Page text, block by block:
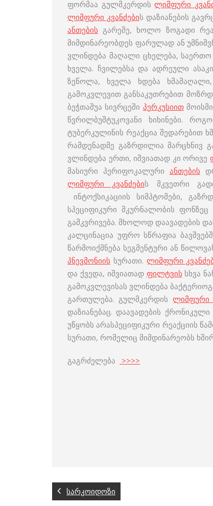
ფორმაა გულმკერდისლიმფური
ლიმფური კვანძების დაზიანების
ანთების გარეშე, ხოლო ზოგადი
მიმდინარეობდეს ფარულად ან
ვლინდება მაღალი ცხელება, საერთო
ხველა. ჩვილებსა და ადრეული
ზეწოლა, ხველა ხდება ხმამაღალი,
გამოკვლევით განსაკუთრებით
ბეჭთაშუა სივრცეში პერკუსიით
წვრილბუშტუკოვანი ხიხინები.
ტუბერკულინის რეაქცია შედარებით
რამდენადმე გაზრდილია მარცხნივ
ვლინდება ერთი, იშვიათად კი ორივე
მასიური პერიფოკალური ანთების
ლიმფური კვანძების მკვეთრი
ინტოქსიკაციის სიმპტომები,
სპეციფიკური მკურნალობის
გამკვრივება. მხოლოდ დაავადების
კალცინაცია უფრო სწრაფია
წარმოიქმნება სეგმენტური ან
პნევმონიის სურათი. ლიმფური
და ქვედა, იშვიათად ფილტვის სხვა
გამოკვლევისას ვლინდება
გართულება. გულმკერდის ლიმფური
დაზიანებაც. დაავადების
უწყობს არასპეციფიკური რეაქციის
სურათი, რომელიც მიმდინარეობს
გაგრძელება >>>>
სარკოიდოზი